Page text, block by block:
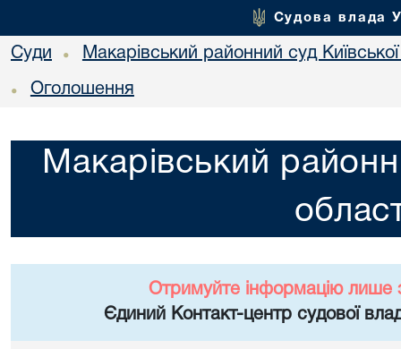
Судова влада
Суди • Макарівський районний суд Київської
• Оголошення
Макарівський
Отримуйте інформацію лише
Єдиний Контакт-центр судової